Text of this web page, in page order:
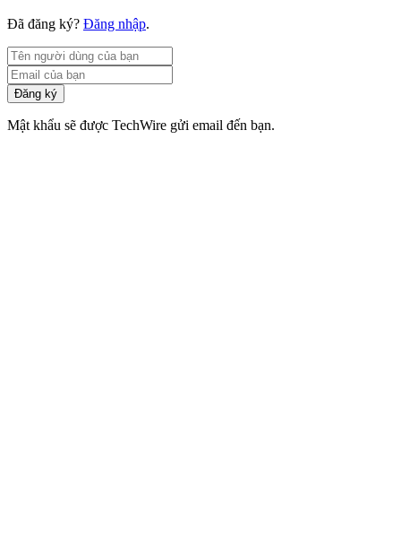
Đã đăng ký? Đăng nhập.
Đăng ký
Mật khẩu sẽ được TechWire gửi email đến bạn.